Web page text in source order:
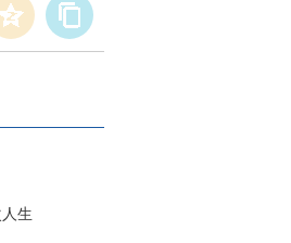
生